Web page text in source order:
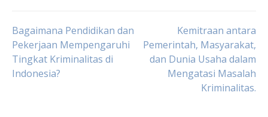
Post
navigation
Bagaimana Pendidikan dan
Pekerjaan Mempengaruhi
Tingkat Kriminalitas di
Indonesia?
Kemitraan antara
Pemerintah, Masyarakat,
dan Dunia Usaha dalam
Mengatasi Masalah
Kriminalitas.